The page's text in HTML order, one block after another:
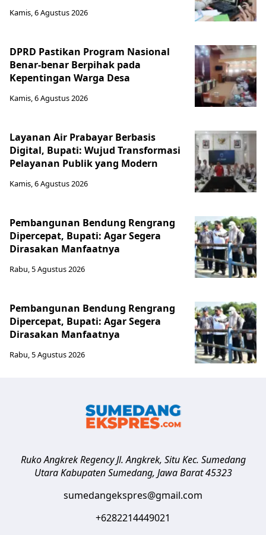
Kamis, 6 Agustus 2026
DPRD Pastikan Program Nasional
Benar-benar Berpihak pada
Kepentingan Warga Desa
Kamis, 6 Agustus 2026
Layanan Air Prabayar Berbasis
Digital, Bupati: Wujud Transformasi
Pelayanan Publik yang Modern
Kamis, 6 Agustus 2026
Pembangunan Bendung Rengrang
Dipercepat, Bupati: Agar Segera
Dirasakan Manfaatnya
Rabu, 5 Agustus 2026
Pembangunan Bendung Rengrang
Dipercepat, Bupati: Agar Segera
Dirasakan Manfaatnya
Rabu, 5 Agustus 2026
Ruko Angkrek Regency Jl. Angkrek, Situ Kec. Sumedang
Utara Kabupaten Sumedang, Jawa Barat 45323
sumedangekspres@gmail.com
+6282214449021